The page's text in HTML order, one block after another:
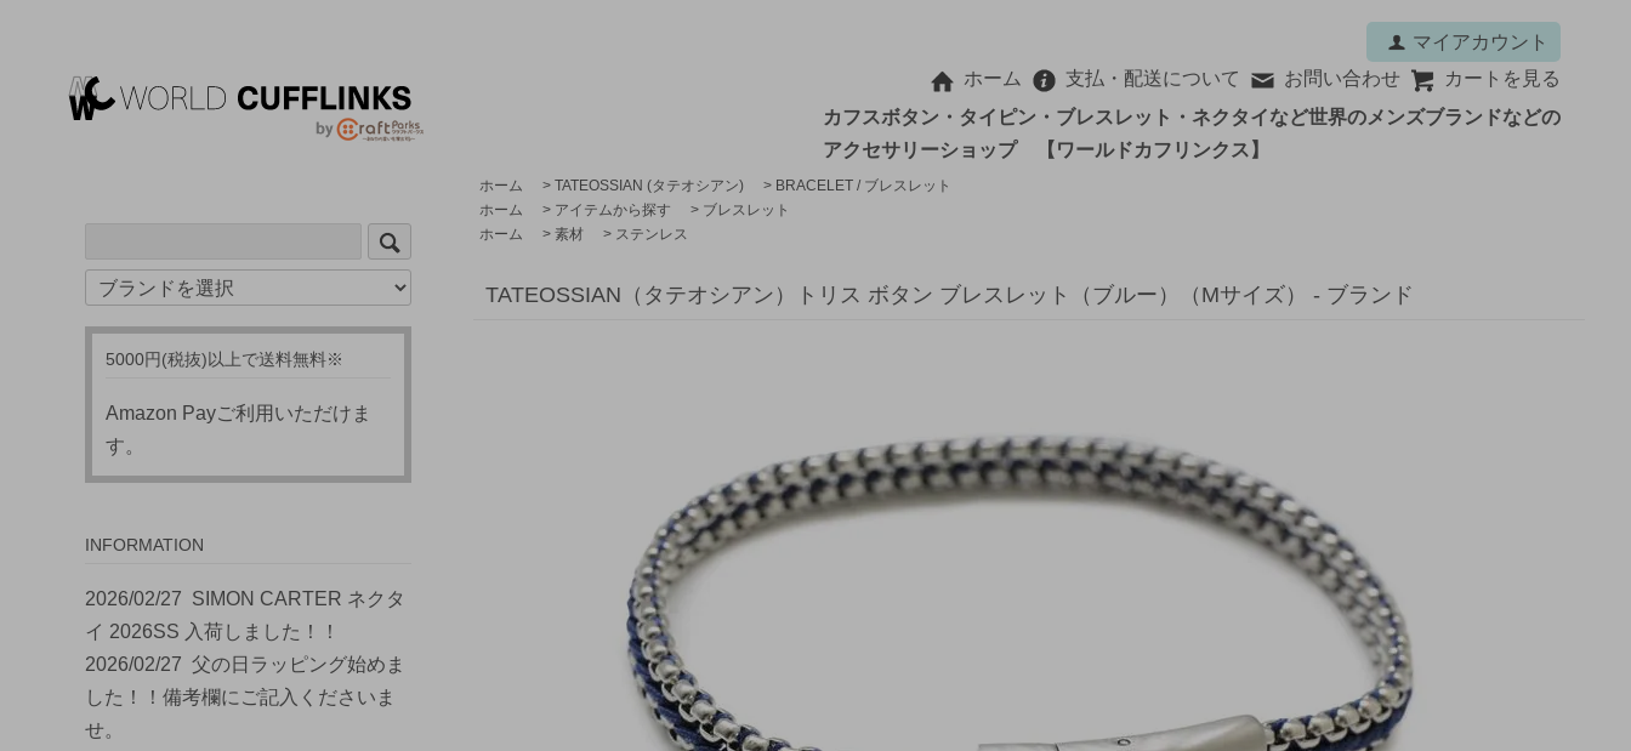
マイアカウント
ホーム
支払・配送について お問い合わせ
カートを見る
カフスボタン・タイピン・ブレスレット・ネクタイなど世界のメンズブランドなどの
アクセサリーショップ 【ワールドカフリンクス】
ホーム >TATEOSSIAN (タテオシアン) > BRACELET / ブレスレット
ホーム
> アイテムから探す > ブレスレット
ホーム
>素材 > ステンレス
TATEOSSIAN（タテオシアン）トリス ボタン ブレスレット（ブルー）（Mサイズ） - ブランド
5000円(税抜)以上で送料無料※
Amazon Payご利用いただけま
す。
INFORMATION
2026/02/27 SIMON CARTER ネクタ
イ 2026SS 入荷しました！！
2026/02/27父の日ラッピング始めま
した！！備考欄にご記入くださいま
せ。